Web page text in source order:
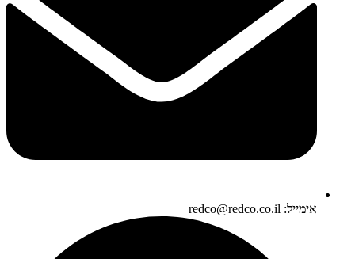
אימייל: redco@redco.co.il